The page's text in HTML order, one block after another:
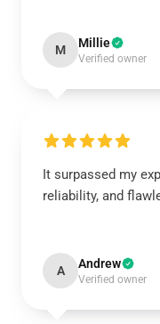
M Millie
Verified owner
It surpassed my
reliability, and
A Andrew
Verified owner